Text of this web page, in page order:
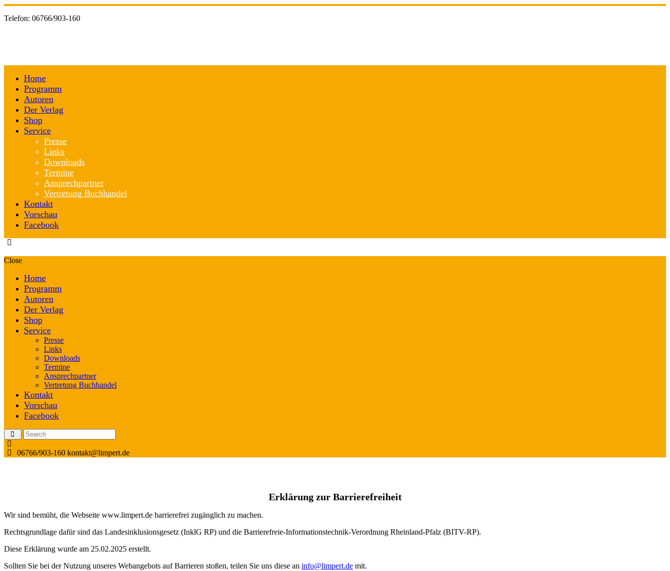
Telefon: 06766/903-160
Home
Programm
Autoren
Der Verlag
Shop
Service
Presse
Links
Downloads
Termine
Ansprechpartner
Vertretung Buchhandel
Kontakt
Vorschau
Facebook
Close
Home
Programm
Autoren
Der Verlag
Shop
Service
Presse
Links
Downloads
Termine
Ansprechpartner
Vertretung Buchhandel
Kontakt
Vorschau
Facebook
06766/903-160 kontakt@limpert.de
Erklärung zur Barrierefreiheit
Wir sind bemüht, die Webseite www.limpert.de barrierefrei zugänglich zu machen.
Rechtsgrundlage dafür sind das Landesinklusionsgesetz (InklG RP) und die Barrierefreie-Informationstechnik-Verordnung Rheinland-Pfalz (BITV-RP).
Diese Erklärung wurde am 25.02.2025 erstellt.
Sollten Sie bei der Nutzung unseres Webangebots auf Barrieren stoßen, teilen Sie uns diese an info@limpert.de mit.